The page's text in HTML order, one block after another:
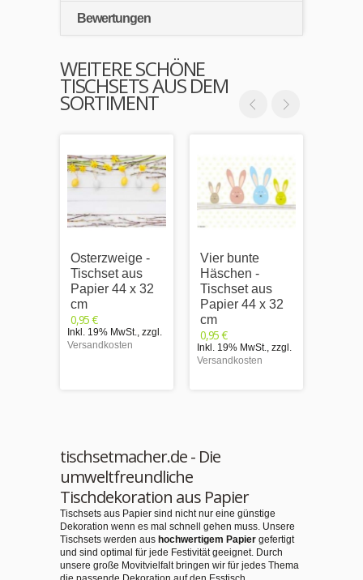
Bewertungen
WEITERE SCHÖNE
TISCHSETS AUS DEM
SORTIMENT
Osterzweige -
Tischset aus
Papier 44 x 32
cm
0,95 €
Inkl. 19% MwSt., zzgl.
Versandkosten
Vier bunte
Häschen -
Tischset aus
Papier 44 x 32
cm
0,95 €
Inkl. 19% MwSt., zzgl.
Versandkosten
tischsetmacher.de - Die
umweltfreundliche
Tischdekoration aus Papier
Tischsets aus Papier sind nicht nur eine günstige
Dekoration wenn es mal schnell gehen muss. Unsere
Tischsets werden aus hochwertigem Papier gefertigt
und sind optimal für jede Festivität geeignet. Durch
unsere große Movitvielfalt bringen wir für jedes Thema